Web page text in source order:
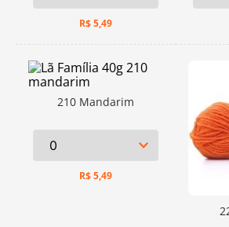
R$5,49
210 Mandarim
R$5,49